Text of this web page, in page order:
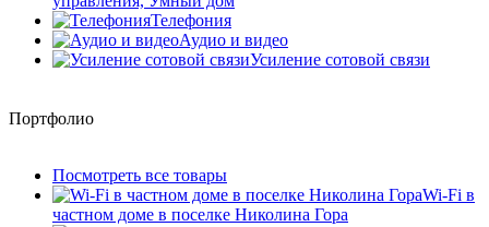
Телефония
Аудио и видео
Усиление сотовой связи
Портфолио
Посмотреть все товары
Wi-Fi в
частном доме в поселке Николина Гора